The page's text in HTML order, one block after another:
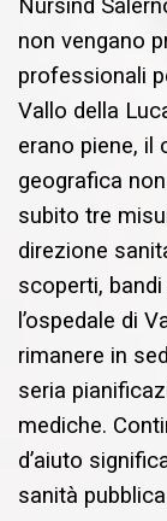
Nursind
non vengano
professionali
Vallo della
erano piene, il
geografica
subito tre
direzione
scoperti,
l’ospedale di
rimanere in
seria
mediche.
d’aiuto
sanità